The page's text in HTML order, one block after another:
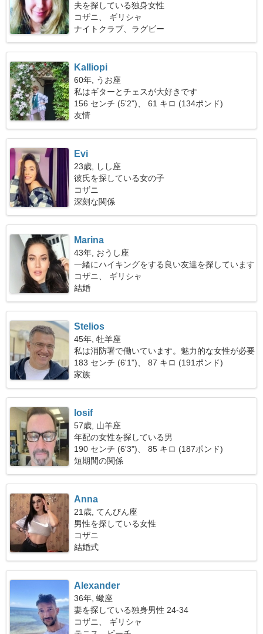
夫を探している独身女性
コザニ、 ギリシャ
ナイトクラブ、ラグビー
Kalliopi
60年, うお座
私はギターとチェスが大好きです
156 センチ (5'2")、 61 キロ (134ポンド)
友情
Evi
23歳, しし座
彼氏を探している女の子
コザニ
深刻な関係
Marina
43年, おうし座
一緒にハイキングをする良い友達を探しています
コザニ、 ギリシャ
結婚
Stelios
45年, 牡羊座
私は消防署で働いています。魅力的な女性が必要
です
183 センチ (6'1")、 87 キロ (191ポンド)
家族
Iosif
57歳, 山羊座
年配の女性を探している男
190 センチ (6'3")、 85 キロ (187ポンド)
短期間の関係
Anna
21歳, てんびん座
男性を探している女性
コザニ
結婚式
Alexander
36年, 蠍座
妻を探している独身男性 24-34
コザニ、 ギリシャ